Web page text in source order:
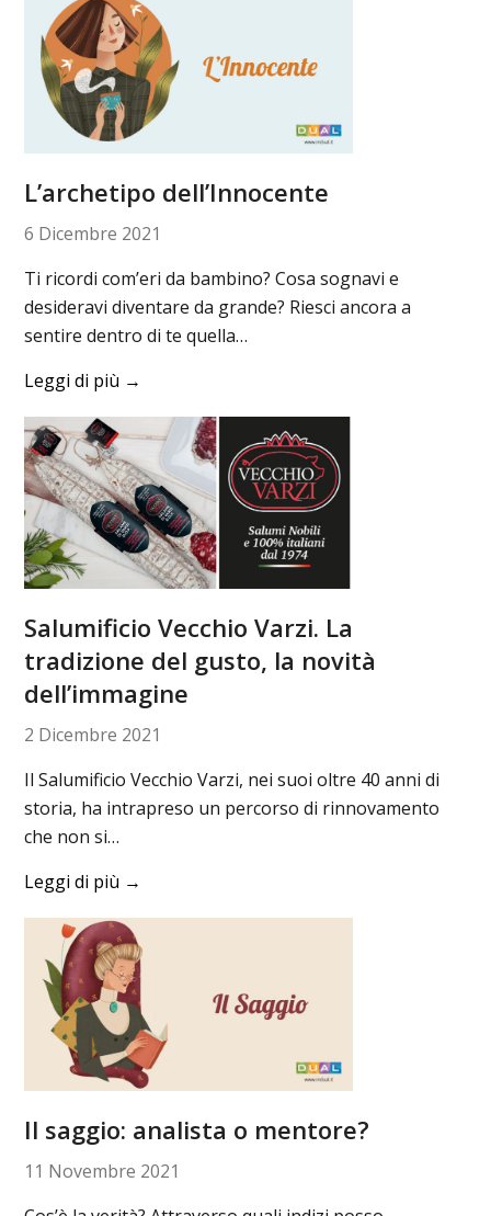
L’archetipo dell’Innocente
6 Dicembre 2021
Ti ricordi com’eri da bambino? Cosa sognavi e
desideravi diventare da grande? Riesci ancora a
sentire dentro di te quella…
Leggi di più →
Salumificio Vecchio Varzi. La
tradizione del gusto, la novità
dell’immagine
2 Dicembre 2021
Il Salumificio Vecchio Varzi, nei suoi oltre 40 anni di
storia, ha intrapreso un percorso di rinnovamento
che non si…
Leggi di più →
Il saggio: analista o mentore?
11 Novembre 2021